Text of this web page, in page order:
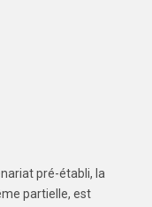
pré-établi, la
partielle, est